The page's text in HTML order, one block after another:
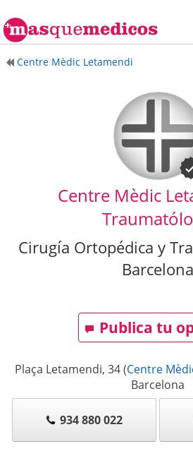
Centre Mèdic Letamendi
Centre Mèdic
Cirugía Ortopédica y
Barcelona
Publica tu
Plaça Letamendi, 34(Centre
Barcelona
934 880 022